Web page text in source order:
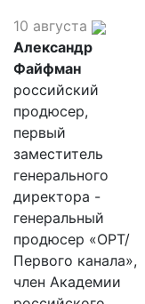
10 августа
Александр
Файфман
российский
продюсер,
первый
заместитель
генерального
директора -
генеральный
продюсер «ОРТ/
Первого канала»,
член Академии